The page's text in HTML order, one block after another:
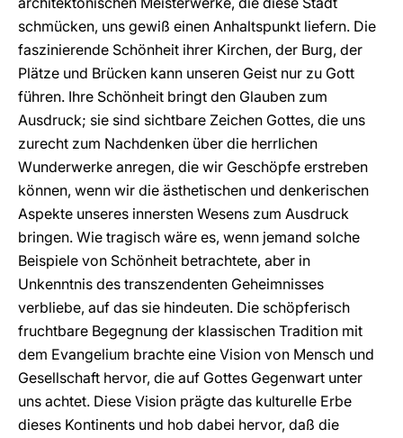
schmücken, uns gewiß einen Anhaltspunkt liefern. Die
faszinierende Schönheit ihrer Kirchen, der Burg, der
Plätze und Brücken kann unseren Geist nur zu Gott
führen. Ihre Schönheit bringt den Glauben zum
Ausdruck; sie sind sichtbare Zeichen Gottes, die uns
zurecht zum Nachdenken über die herrlichen
Wunderwerke anregen, die wir Geschöpfe erstreben
können, wenn wir die ästhetischen und denkerischen
Aspekte unseres innersten Wesens zum Ausdruck
bringen. Wie tragisch wäre es, wenn jemand solche
Beispiele von Schönheit betrachtete, aber in
Unkenntnis des transzendenten Geheimnisses
verbliebe, auf das sie hindeuten. Die schöpferisch
fruchtbare Begegnung der klassischen Tradition mit
dem Evangelium brachte eine Vision von Mensch und
Gesellschaft hervor, die auf Gottes Gegenwart unter
uns achtet. Diese Vision prägte das kulturelle Erbe
dieses Kontinents und hob dabei hervor, daß die